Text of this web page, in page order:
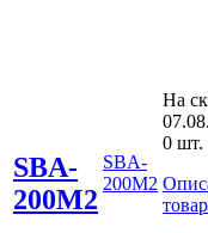
SBA-
200M2
SBA-
200M2
На
0 шт.